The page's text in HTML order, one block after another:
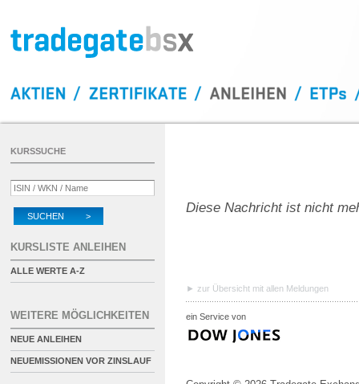
Diese Nachricht ist nicht
zur Übersicht mit allen Meldungen
ein Service von
KURSSUCHE
SUCHEN >
KURSLISTE ANLEIHEN
ALLE WERTE A-Z
WEITERE MÖGLICHKEITEN
NEUE ANLEIHEN
NEUEMISSIONEN VOR ZINSLAUF